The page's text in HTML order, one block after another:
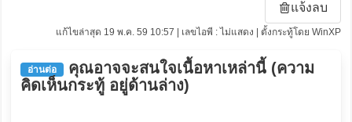
แจ้งลบ
แก้ไขล่าสุด 19 พ.ค. 59 10:57 | เลขไอพี : ไม่แสดง | ตั้งกระทู้โดย WinXP
อ่านต่อ
คุณอาจจะสนใจเนื้อหาเหล่านี้ (ความ
คิดเห็นกระทู้ อยู่ด้านล่าง)